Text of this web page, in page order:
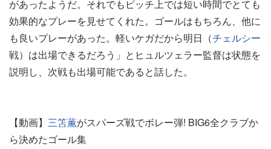
があったようだ。それでもピッチ上では短い時間でとても
効果的なプレーを見せてくれた。ゴールはもちろん、他に
も良いプレーがあった。軽いケガだから明日（チェルシー
戦）は出場できるだろう」とヒュルツェラー監督は状態を
説明し、次戦も出場可能であると話した。
【動画】 三笘薫がスパーズ戦でボレー弾! BIG6全クラブか
ら決めたゴール集